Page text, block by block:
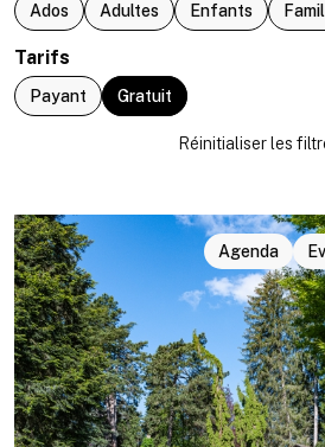
Ados Adultes Enfants
Tarifs
Payant Gratuit
Agenda